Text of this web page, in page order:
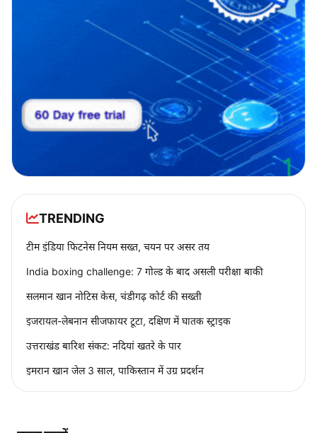
TRENDING
टीम इंडिया फिटनेस नियम सख्त, चयन पर असर तय
India boxing challenge: 7 गोल्ड के बाद असली परीक्षा बाकी
सलमान खान नोटिस केस, चंडीगढ़ कोर्ट की सख्ती
इजरायल-लेबनान सीजफायर टूटा, दक्षिण में घातक स्ट्राइक
उत्तराखंड बारिश संकट: नदियां खतरे के पार
इमरान खान जेल 3 साल, पाकिस्तान में उग्र प्रदर्शन